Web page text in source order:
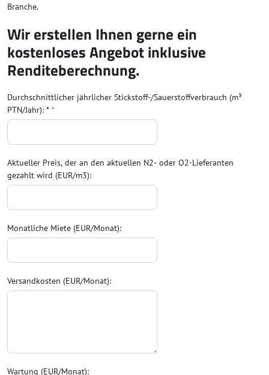
Branche.
Wir erstellen Ihnen gerne ein
kostenloses Angebot inklusive
Renditeberechnung.
Durchschnittlicher jährlicher Stickstoff-/Sauerstoffverbrauch (m³
PTN/Jahr): * *
Aktueller Preis, der an den aktuellen N2- oder O2-Lieferanten
gezahlt wird (EUR/m3):
Monatliche Miete (EUR/Monat):
Versandkosten (EUR/Monat):
Wartung (EUR/Monat):